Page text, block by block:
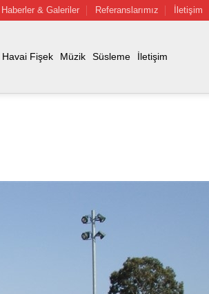
Haberler & Galeriler Referanslarımız İletişim
Havai Fişek Müzik Süsleme İletişim